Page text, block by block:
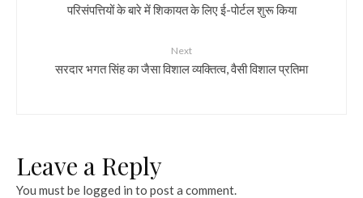
परिसंपत्तियों के बारे में शिकायत के लिए ई-पोर्टल शुरू किया
Next
सरदार भगत सिंह का जैसा विशाल व्यक्तित्व, वैसी विशाल प्रतिमा
Leave a Reply
You must be logged in to post a comment.